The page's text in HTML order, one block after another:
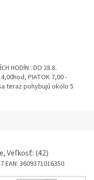
HODÍN : DO 28.8.
PIATOK 7,00 -
teraz pohybujú okolo 5
Veľkosť: (42)
EAN: 3609371016350